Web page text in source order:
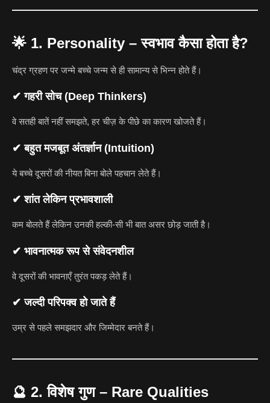
🌟 1. Personality – स्वभाव कैसा होता है?
चंद्र ग्रहण पर जन्मे बच्चे जन्म से ही सामान्य से भिन्न होते हैं।
✔ गहरी सोच (Deep Thinkers)
वे सतही बातें नहीं समझते, हर चीज़ के पीछे का कारण खोजते हैं।
✔ बहुत मजबूत अंतर्ज्ञान (Intuition)
ये बच्चे दूसरों की नीयत बिना बोले पहचान लेते हैं।
✔ शांत लेकिन प्रभावशाली
कम बोलते हैं लेकिन उनकी हल्की-सी भी बात असर छोड़ जाती है।
✔ भावनात्मक रूप से संवेदनशील
वे दूसरों की भावनाएँ तुरंत पकड़ लेते हैं।
✔ जल्दी परिपक्व हो जाते हैं
उम्र से पहले समझदार और जिम्मेदार बनते हैं।
🔮 2. विशेष गुण – Rare Qualities